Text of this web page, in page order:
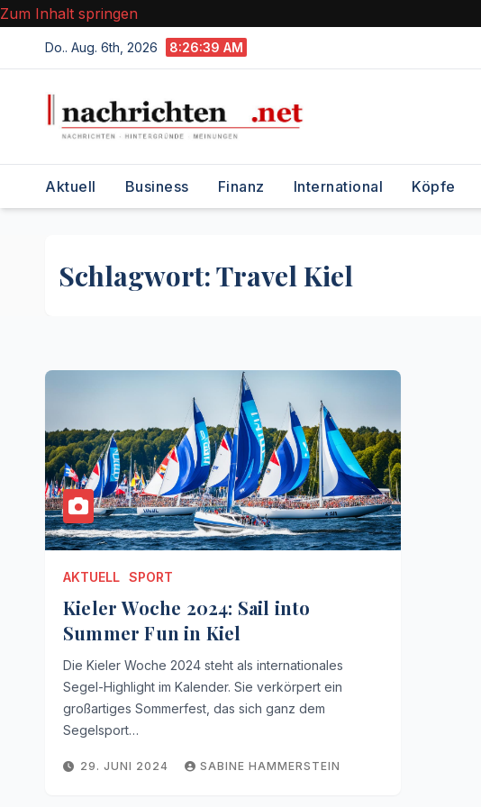
Zum Inhalt springen
Do.. Aug. 6th, 2026 8:26:39 AM
Aktuell Business Finanz International Köpfe
Schlagwort:Travel Kiel
AKTUELL SPORT
Kieler Woche 2024: Sail into
Summer Fun in Kiel
Die Kieler Woche 2024 steht als internationales
Segel-Highlight im Kalender. Sie verkörpert ein
großartiges Sommerfest, das sich ganz dem
Segelsport…
29. JUNI 2024 SABINE HAMMERSTEIN